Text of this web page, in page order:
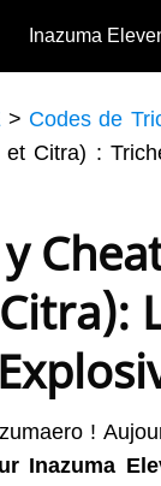
Inazuma
> Codes de
Citra) :
!
Inazuma